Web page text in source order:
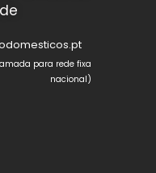
para rede fixa
nacional)